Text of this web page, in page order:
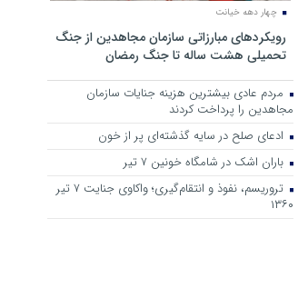
چهار دهه خیانت
رویکرد‌های مبارزاتی سازمان مجاهدین از جنگ
تحمیلی هشت ساله تا جنگ رمضان
مردم عادی بیشترین هزینه جنایات سازمان
مجاهدین را پرداخت کردند
ادعای صلح در سایه گذشته‌ای پر از خون
باران اشک در شامگاه خونین 7 تیر
تروریسم، نفوذ و انتقام‌گیری؛ واکاوی جنایت ۷ تیر
۱۳۶۰